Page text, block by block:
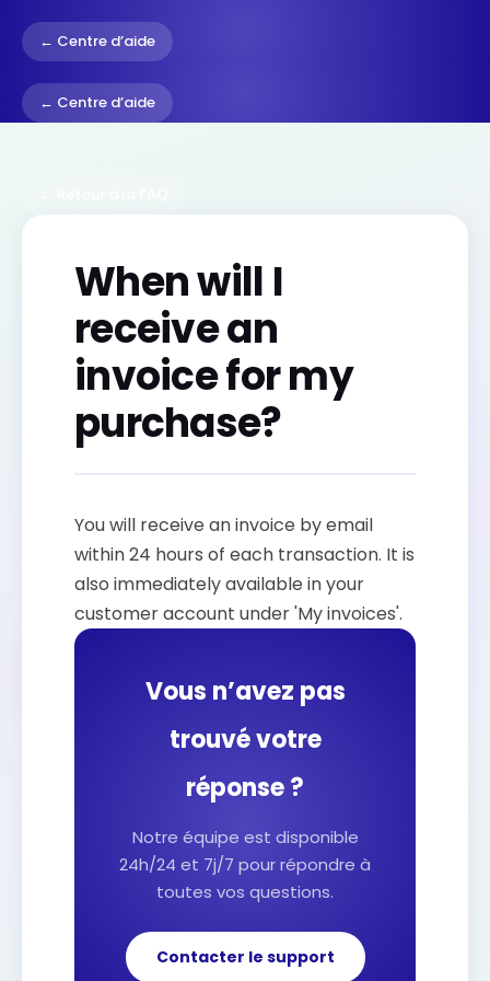
← Centre d’aide
← Centre d’aide
When will I
receive an
invoice for my
purchase?
You will receive an invoice by email
within 24 hours of each transaction. It is
also immediately available in your
customer account under 'My invoices'.
Vous n’avez pas
trouvé votre
réponse ?
Notre équipe est disponible
24h/24 et 7j/7 pour répondre à
toutes vos questions.
Contacter le support